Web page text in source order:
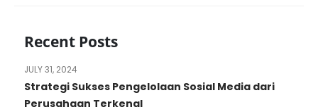
Recent Posts
Strategi Sukses Pengelolaan Sosial Media dari
Perusahaan Terkenal
JULY 31, 2024